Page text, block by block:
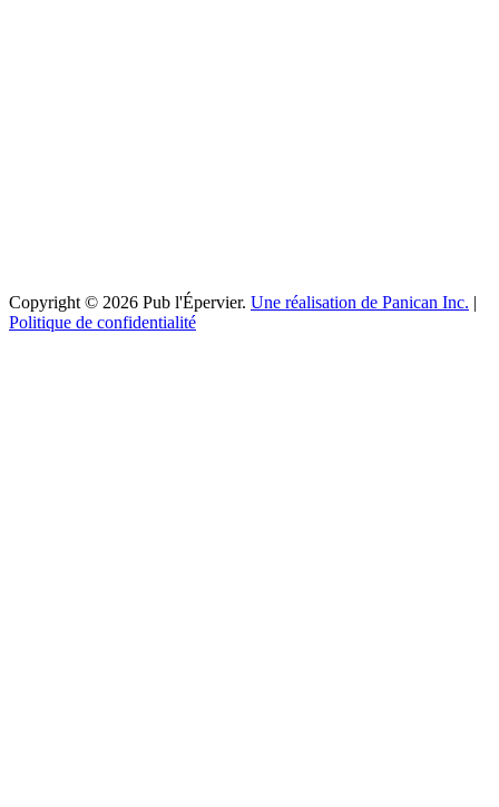
Copyright © 2026 Pub l'Épervier. Une réalisation de Panican Inc. |
Politique de confidentialité